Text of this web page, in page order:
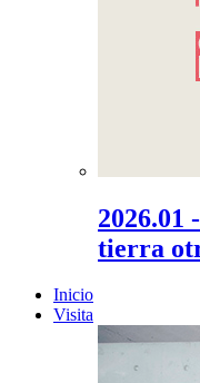
2026.01
tierra
Inicio
Visita